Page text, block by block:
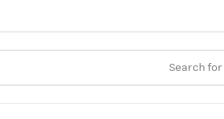
ارسال رایگان برای خرید ۳.۵ میلیون به یالا